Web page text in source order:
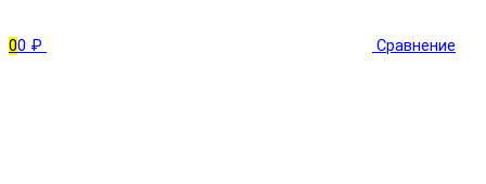
00 ₽ Сравнение